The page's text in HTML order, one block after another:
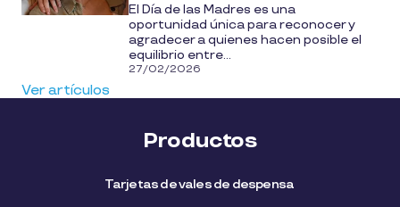
en tu empresa o familia
El Día de las Madres es una
oportunidad única para reconocer y
agradecer a quienes hacen posible el
equilibrio entre...
27/02/2026
Ver artículos
Productos
Tarjetas de vales de despensa